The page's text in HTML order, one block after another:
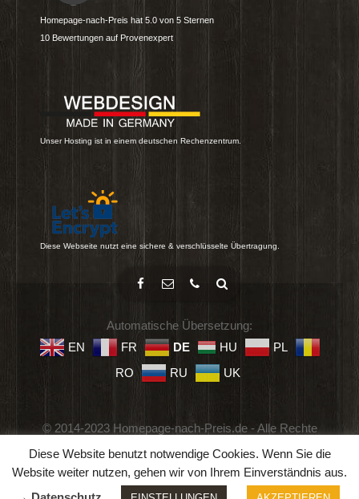
Homepage-nach-Preis hat 5.0 von 5 Sternen
10 Bewertungen auf Provenexpert
Unser Hosting ist in einem deutschen Rechenzentrum.
Diese Webseite nutzt eine sichere & verschlüsselte Übertragung.
Automatische Übersetzung:
EN
FR DE HU
PL
RO
RU UK
© 2014-2023 Homepage-nach-Preis.de - Alle Rechte
Geschäftsbedingungen
Diese Website benutzt notwendige Cookies. Wenn Sie die
Website weiter nutzen, gehen wir von Ihrem Einverständnis aus.